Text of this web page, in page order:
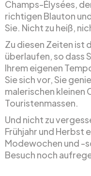
Champs-Élysées,
richtigen Blauton
Sie. Nicht zu heiß,
Zu diesen Zeiten ist
überlaufen, so dass
Ihrem eigenen
Sie sich vor, Sie
malerischen kleinen
Touristenmassen.
Und nicht zu
Frühjahr und Herbst
Modewochen und -
Besuch noch